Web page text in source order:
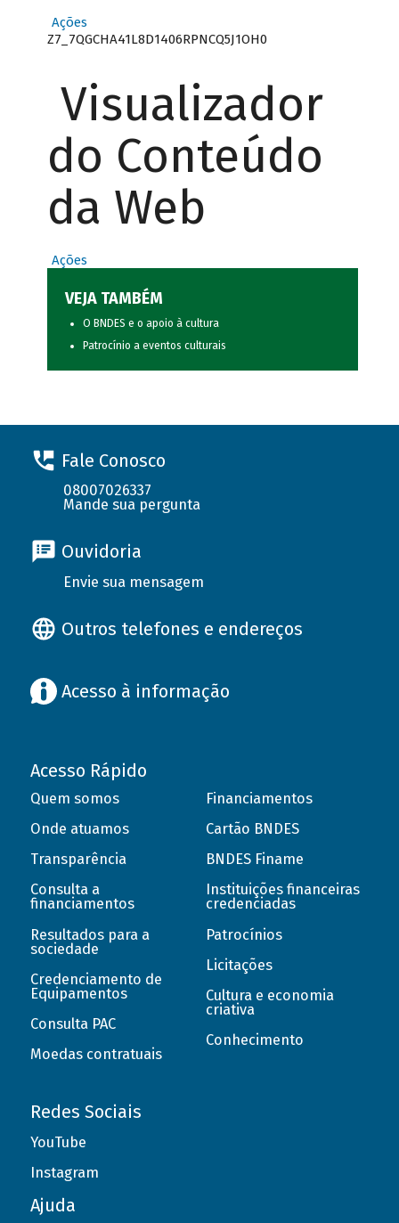
Ações
Z7_7QGCHA41L8D1406RPNCQ5J1OH0
Visualizador
do Conteúdo
da Web
Ações
VEJA TAMBÉM
O BNDES e o apoio à cultura
Patrocínio a eventos culturais
Fale Conosco
08007026337
Mande sua pergunta
Ouvidoria
Envie sua mensagem
Outros telefones e endereços
Acesso à informação
Acesso Rápido
Quem somos
Onde atuamos
Transparência
Consulta a
financiamentos
Resultados para a
sociedade
Credenciamento de
Equipamentos
Consulta PAC
Moedas contratuais
Financiamentos
Cartão BNDES
BNDES Finame
Instituições financeiras
credenciadas
Patrocínios
Licitações
Cultura e economia
criativa
Conhecimento
Redes Sociais
YouTube
Instagram
Ajuda